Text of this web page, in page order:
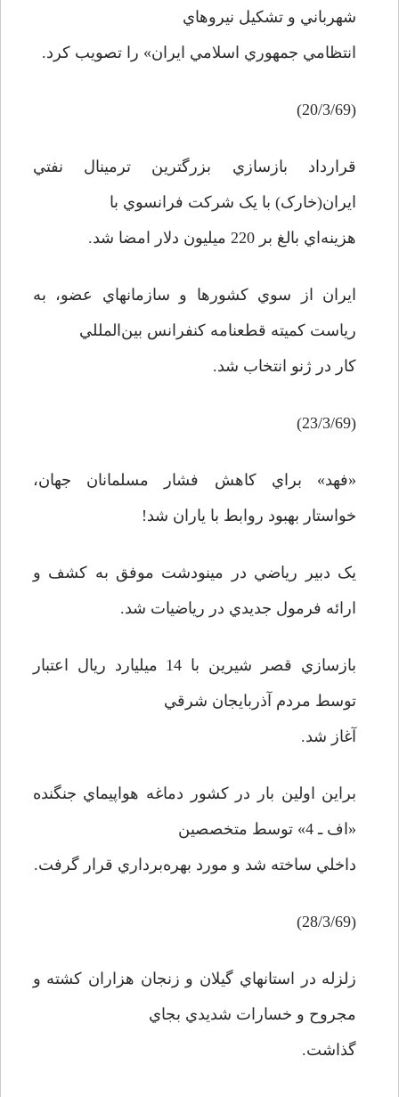
شهرباني و تشکيل نيروهاي
انتظامي جمهوري اسلامي ايران» را تصويب کرد.
(20/3/69)
قرارداد بازسازي بزرگترين ترمينال نفتي
ايران(خارک) با يک شرکت فرانسوي با
هزينه‌اي بالغ بر 220 ميليون دلار امضا شد.
ايران از سوي کشورها و سازمانهاي عضو، به
رياست کميته قطعنامه کنفرانس بين‌المللي
کار در ژنو انتخاب شد.
(23/3/69)
«فهد» براي کاهش فشار مسلمانان جهان،
خواستار بهبود روابط با ياران شد!
يک دبير رياضي در مينودشت موفق به کشف و
ارائه فرمول جديدي در رياضيات شد.
بازسازي قصر شيرين با 14 ميليارد ريال اعتبار
توسط مردم آذربايجان شرقي
آغاز شد.
براين اولين بار در کشور دماغه هواپيماي جنگنده
«اف ـ 4» توسط متخصصين
داخلي ساخته شد و مورد بهره‌برداري قرار گرفت.
(28/3/69)
زلزله در استانهاي گيلان و زنجان هزاران کشته و
مجروح و خسارات شديدي بجاي
گذاشت.